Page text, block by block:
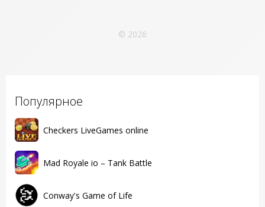
Популярное
Checkers LiveGames online
Mad Royale io – Tank Battle
Conway's Game of Life
© 2026